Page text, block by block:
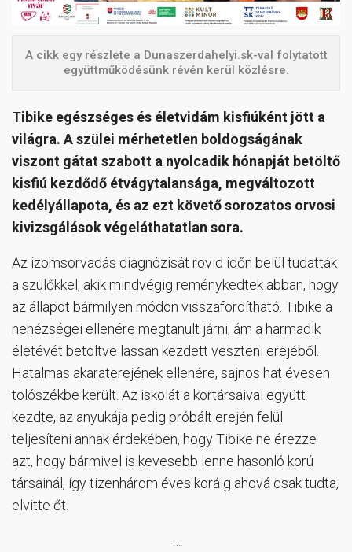
A cikk egy részlete a Dunaszerdahelyi.sk-val folytatott
együttműködésünk révén kerül közlésre.
Tibike egészséges és életvidám kisfiúként jött a
világra. A szülei mérhetetlen boldogságának
viszont gátat szabott a nyolcadik hónapját betöltő
kisfiú kezdődő étvágytalansága, megváltozott
kedélyállapota, és az ezt követő sorozatos orvosi
kivizsgálások végeláthatatlan sora.
Az izomsorvadás diagnózisát rövid időn belül tudatták
a szülőkkel, akik mindvégig reménykedtek abban, hogy
az állapot bármilyen módon visszafordítható. Tibike a
nehézségei ellenére megtanult járni, ám a harmadik
életévét betöltve lassan kezdett veszteni erejéből.
Hatalmas akaraterejének ellenére, sajnos hat évesen
tolószékbe került. Az iskolát a kortársaival együtt
kezdte, az anyukája pedig próbált erején felül
teljesíteni annak érdekében, hogy Tibike ne érezze
azt, hogy bármivel is kevesebb lenne hasonló korú
társainál, így tizenhárom éves koráig ahová csak tudta,
elvitte őt.